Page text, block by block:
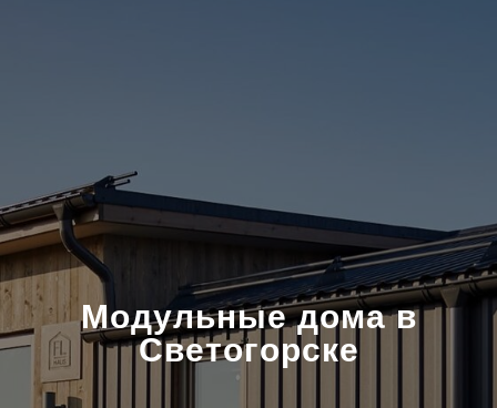
Модульные дома в
Светогорске